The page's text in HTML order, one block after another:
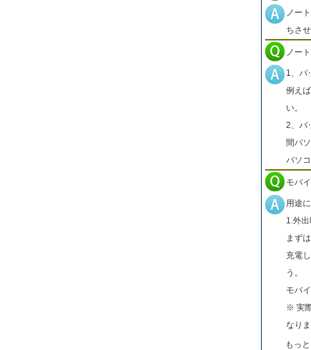
ノー
ちさ
ノー
1、バ
例え
い。
2、バ
間パ
パソ
モバ
用途
1.外
まず
充電
う。
モバ
※ 実
なり
もっ